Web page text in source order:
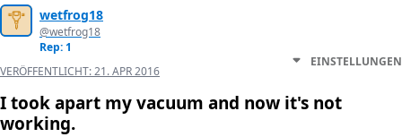
wetfrog18
@wetfrog18
Rep: 1
VERÖFFENTLICHT:21. APR 2016
EINSTELLUNGEN
I took apart my vacuum and now it's not
working.